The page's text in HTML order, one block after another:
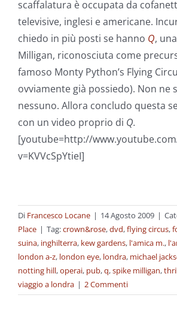
scaffalatura è occupata da
televisive, inglesi e americane.
chiedo in più posti se hanno Q,
Milligan, riconosciuta come
famoso Monty Python’s Flying
ovviamente già possiedo). Non ne
nessuno. Allora concludo questa
con un video proprio di Q.
[youtube=http://
v=KVVcSpYtieI]
Di Francesco Locane | 14 Agosto 2009 |
Place | Tag:crown&rose,dvd,flying circus,
suina, inghilterra, kew gardens, l'amica m.,
london a-z, london eye, londra, michael
notting hill,operai, pub,q,spike milligan,
viaggio a londra | 2 Commenti